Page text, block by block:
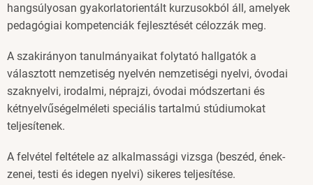
hangsúlyosan gyakorlatorientált kurzusokból áll, amelyek
pedagógiai kompetenciák fejlesztését célozzák meg.
A szakirányon tanulmányaikat folytató hallgatók a
választott nemzetiség nyelvén nemzetiségi nyelvi, óvodai
szaknyelvi, irodalmi, néprajzi, óvodai módszertani és
kétnyelvűségelméleti speciális tartalmú stúdiumokat
teljesítenek.
A felvétel feltétele az alkalmassági vizsga (beszéd, ének-
zenei, testi és idegen nyelvi) sikeres teljesítése.